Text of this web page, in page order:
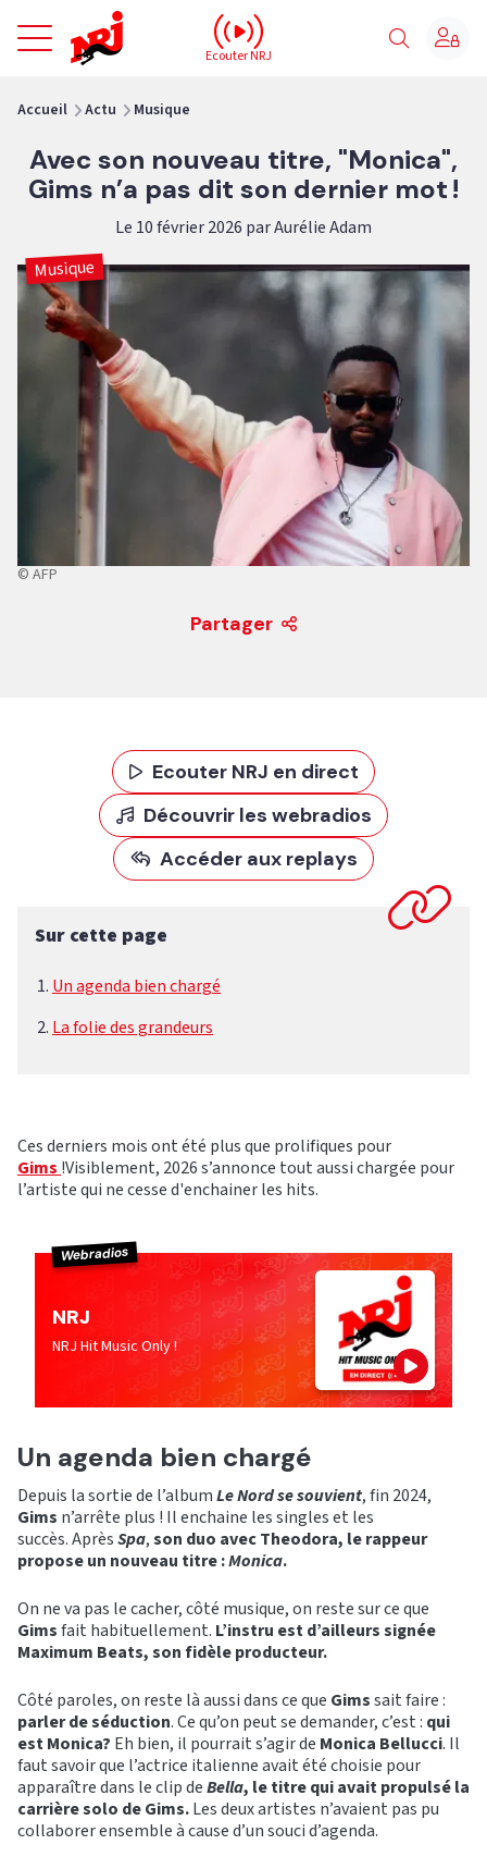
NRJ - Accueil
Ecouter NRJ
Accueil Actu Musique
Avec son nouveau titre, "Monica",
Gims n’a pas dit son dernier mot !
Le 10 février 2026 par Aurélie Adam
Musique
© AFP
Partager
Ecouter NRJ en direct
Découvrir les webradios
Accéder aux replays
Sur cette page
Un agenda bien chargé
La folie des grandeurs
Ces derniers mois ont été plus que prolifiques pour
Gims !Visiblement, 2026 s’annonce tout aussi chargée pour
l’artiste qui ne cesse d'enchainer les hits.
Webradios
NRJ
NRJ Hit Music Only !
Un agenda bien chargé
Depuis la sortie de l’albumLe Nord se souvient, fin 2024,
Gims n’arrête plus ! Il enchaine les singles et les
succès. AprèsSpa,son duo avec Theodora, le rappeur
propose un nouveau titre :Monica.
On ne va pas le cacher, côté musique, on reste sur ce que
Gimsfait habituellement. L’instru est d’ailleurs signée
Maximum Beats, son fidèle producteur.
Côté paroles, on reste là aussi dans ce que Gimssait faire :
parler de séduction. Ce qu’on peut se demander, c’est : qui
est Monica? Eh bien, il pourrait s’agir de Monica Bellucci. Il
faut savoir que l’actrice italienne avait été choisie pour
apparaître dans le clip deBella, le titre qui avait propulsé la
carrière solo de Gims.Les deux artistes n’avaient pas pu
collaborer ensemble à cause d’un souci d’agenda.